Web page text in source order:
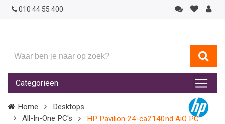
010 44 55 400
ben
je
naar
op
zoek?
Categorieën
Home
Desktops
All-In-One PC's
HP Pavilion 24-ca2140nd AiO PC